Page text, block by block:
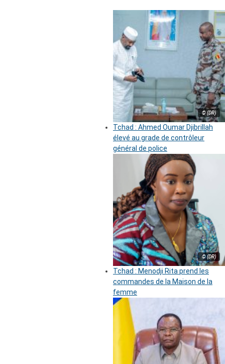
© (DR)
Tchad : Ahmed Oumar Djibrillah
élevé au grade de contrôleur
général de police
© (DR)
Tchad : Menodji Rita prend les
commandes de la Maison de la
femme